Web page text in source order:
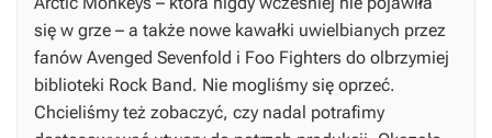
się w grze – a także nowe kawałki uwielbianych przez
fanów Avenged Sevenfold i Foo Fighters do olbrzymiej
biblioteki Rock Band. Nie mogliśmy się oprzeć.
Chcieliśmy też zobaczyć, czy nadal potrafimy